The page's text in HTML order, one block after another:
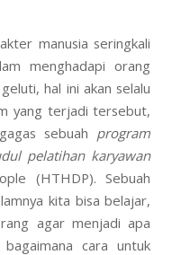
manusia seringkali
menghadapi orang
hal ini akan selalu
yang terjadi tersebut,
sebuah program
pelatihan karyawan
(HTHDP). Sebuah
kita bisa belajar,
agar menjadi apa
cara untuk